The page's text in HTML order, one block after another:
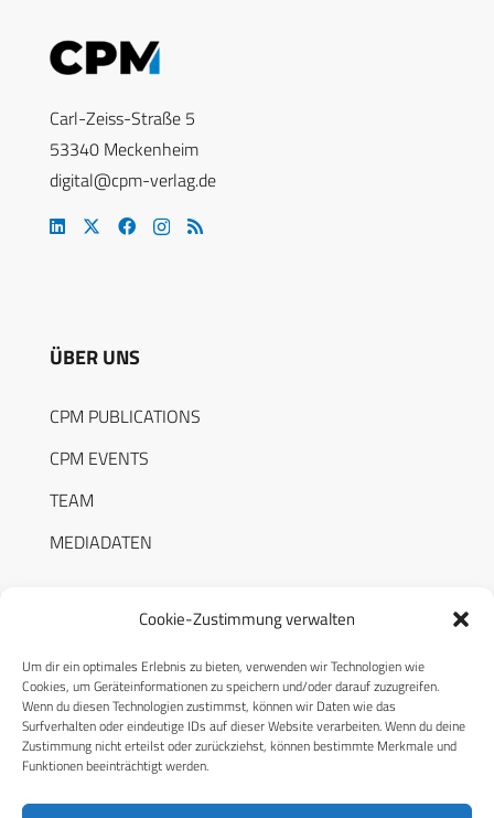
Cookie-Zustimmung verwalten
Um dir ein optimales Erlebnis zu bieten, verwenden wir Technologien wie
Cookies, um Geräteinformationen zu speichern und/oder darauf zuzugreifen.
Wenn du diesen Technologien zustimmst, können wir Daten wie das
Surfverhalten oder eindeutige IDs auf dieser Website verarbeiten. Wenn du deine
Zustimmung nicht erteilst oder zurückziehst, können bestimmte Merkmale und
Funktionen beeinträchtigt werden.
Carl-Zeiss-Straße 5
53340 Meckenheim
digital@cpm-verlag.de
ÜBER UNS
CPM PUBLICATIONS
CPM EVENTS
TEAM
MEDIADATEN
RECHTLICHES
Datenschutzerklärung
Cookie-Richtlinie (EU)